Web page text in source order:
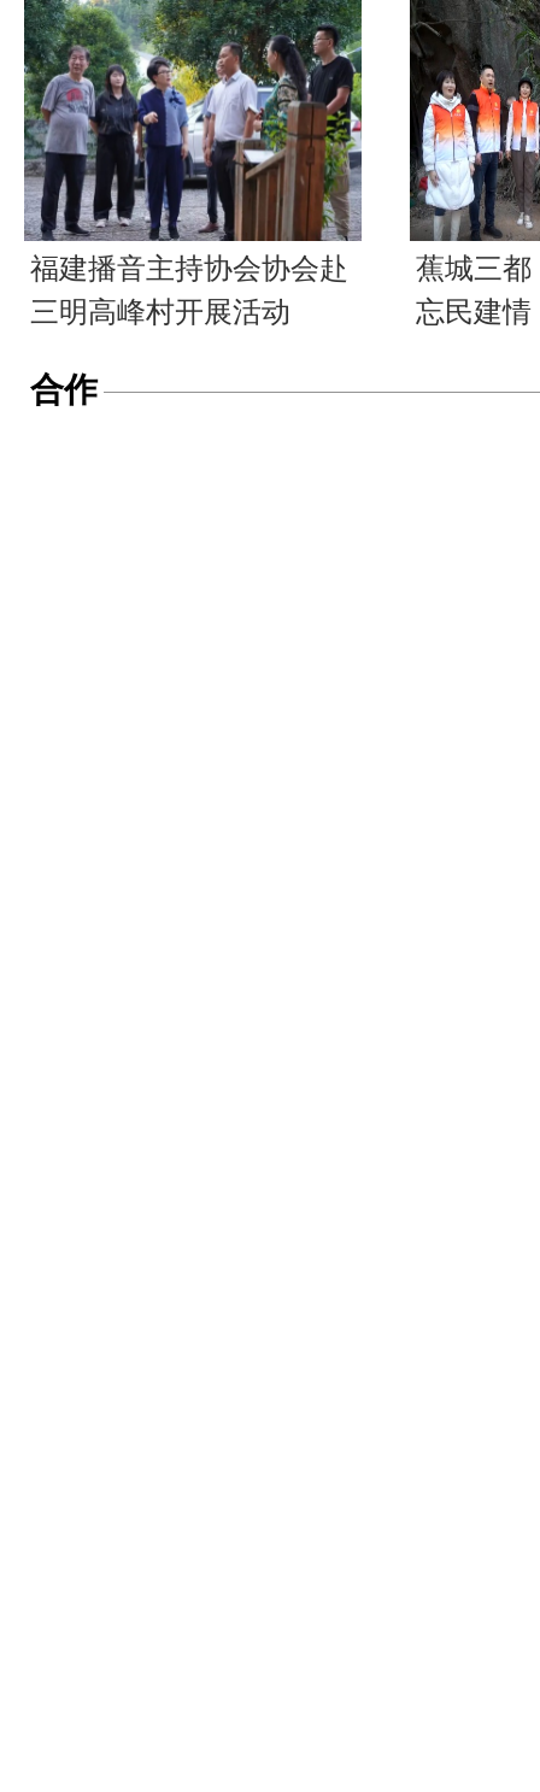
福建播音主持协会协会赴
三明高峰村开展活动
蕉城三都
忘民建情
合作